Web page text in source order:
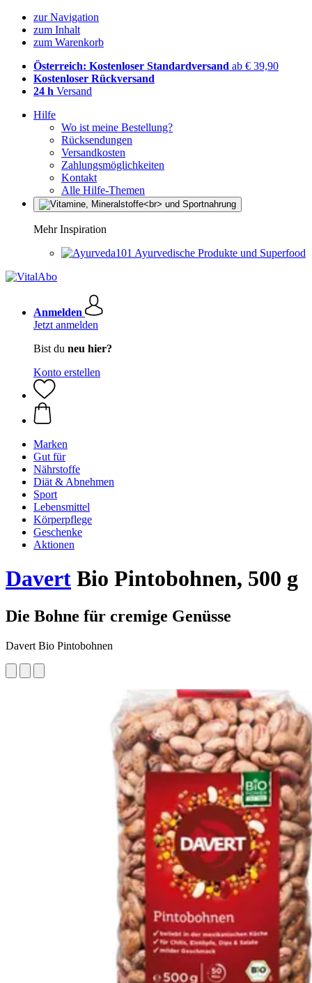
zur Navigation
zum Inhalt
zum Warenkorb
Österreich: Kostenloser Standardversand ab € 39,90
Kostenloser Rückversand
24 h Versand
Hilfe
Wo ist meine Bestellung?
Rücksendungen
Versandkosten
Zahlungsmöglichkeiten
Kontakt
Alle Hilfe-Themen
Mehr Inspiration
Ayurvedische Produkte und Superfood
Anmelden
Jetzt anmelden
Bist du neu hier?
Konto erstellen
Marken
Gut für
Nährstoffe
Diät & Abnehmen
Sport
Lebensmittel
Körperpflege
Geschenke
Aktionen
Davert Bio Pintobohnen, 500 g
Die Bohne für cremige Genüsse
Davert Bio Pintobohnen